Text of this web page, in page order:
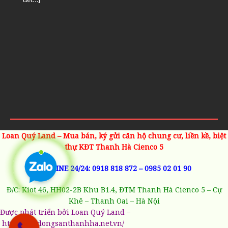
Loan Quý Land – Mua bán, ký gửi căn hộ chung cư, liền kề, biệt
thự KĐT Thanh Hà Cienco 5
HOTLINE 24/24: 0918 818 872 –0985 02 01 90
Đ/C: Kiot 46, HH02-2B Khu B1.4, ĐTM Thanh Hà Cienco 5 – Cự
Khê – Thanh Oai – Hà Nội
Được phát triển bởi Loan Quý Land –
https://batdongsanthanhha.net.vn/